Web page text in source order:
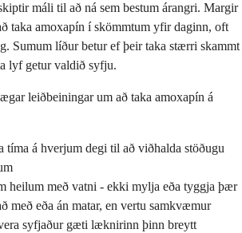
máli til að ná sem bestum árangri. Margir
taka amoxapín í skömmtum yfir daginn, oft
Sumum líður betur ef þeir taka stærri skammt
lyf getur valdið syfju.
leiðbeiningar um að taka amoxapín á
tíma á hverjum degi til að viðhalda stöðugu
heilum með vatni - ekki mylja eða tyggja þær
með eða án matar, en vertu samkvæmur
syfjaður gæti læknirinn þinn breytt